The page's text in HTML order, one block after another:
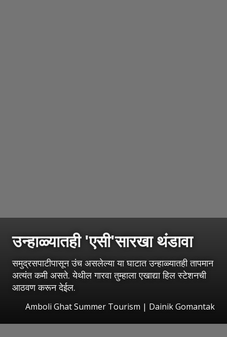
उन्हाळ्यातही 'एसी'सारखा थंडावा
समुद्रसपाटीपासून उंच असलेल्या या घाटात उन्हाळ्यातही तापमान
अत्यंत कमी असते. येथील गारवा तुम्हाला एखाद्या हिल स्टेशनची
आठवण करून देईल.
Amboli Ghat Summer Tourism | Dainik Gomantak